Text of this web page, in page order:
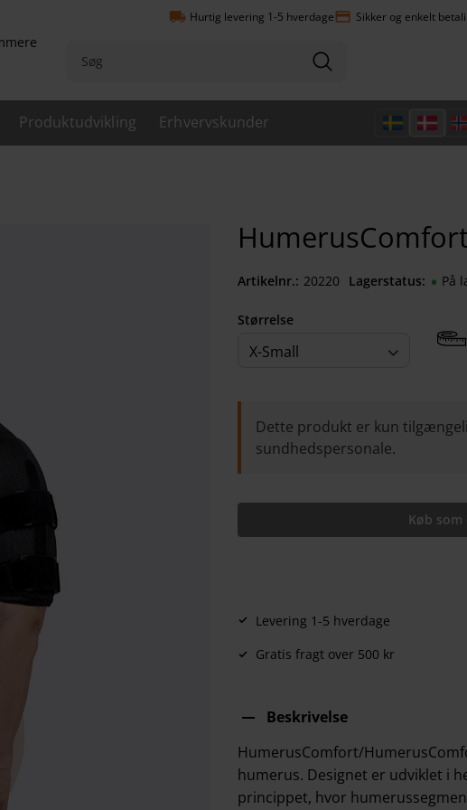
local_shipping Hurtig levering 1-5 hverdagepayment Sikker og enkelt
Produktudvikling Erhvervskunder
Størrelse
X-Small
Dette produkt er kun
sundhedspersonale.
Køb
Levering 1-5 hverdage
Gratis fragt over 500 kr
Lagerstatus På
Artikelnr. 202200030
Beskrivelse
HumerusComfort/
humerus. Designet er udviklet i
princippet, hvor